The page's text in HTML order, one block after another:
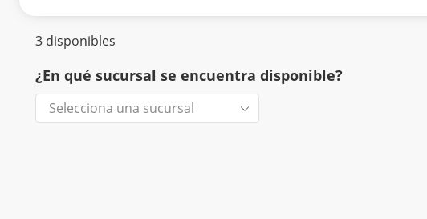
3 disponibles
¿En qué sucursal se encuentra disponible?